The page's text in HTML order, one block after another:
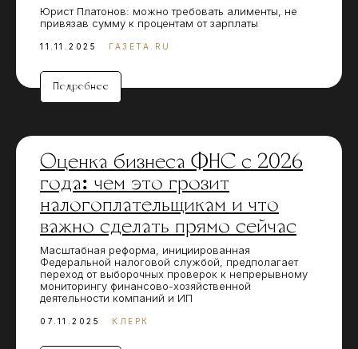
Юрист Платонов: можно требовать алименты, не
привязав сумму к процентам от зарплаты
11.11.2025 ГАЗЕТА.RU
Подробнее
Оценка бизнеса ФНС с 2026
года: чем это грозит
налогоплательщикам и что
важно сделать прямо сейчас
Масштабная реформа, инициированная
Федеральной налоговой службой, предполагает
переход от выборочных проверок к непрерывному
мониторингу финансово-хозяйственной
деятельности компаний и ИП
07.11.2025 КЛЕРК